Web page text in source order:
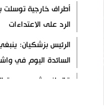
أطراف خارجية توسلت
الرد على الاعتداءات
الرئيس بزشكيان:
السائدة اليوم في
قاليباف يشيد بمهمة